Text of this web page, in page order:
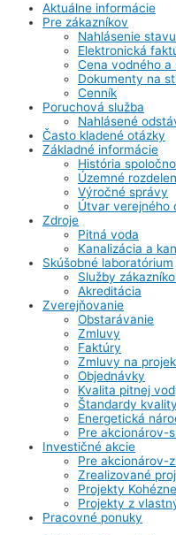
Aktuálne informácie
Pre zákazníkov
Nahlásenie
Elektronická
Cena vodného a
Dokumenty na
Cenník
Poruchová služba
Nahlásené
Často kladené otázky
Základné informácie
História
Územné
Výročné správy
Útvar verejného
Zdroje
Pitná voda
Kanalizácia a
Skúšobné laboratórium
Služby
Akreditácia
Zverejňovanie
Obstarávanie
Zmluvy
Faktúry
Zmluvy na
Objednávky
Kvalita pitnej
Štandardy kvality
Energetická
Pre akcionárov-
Investičné akcie
Pre akcionárov-
Zrealizované
Projekty
Projekty z
Pracovné ponuky